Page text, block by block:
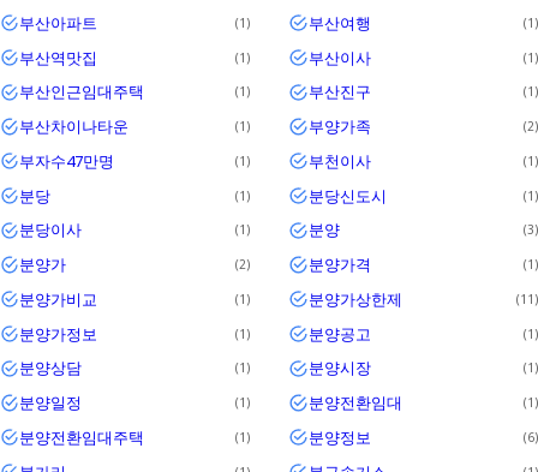
부산아파트 1 부산여행 1
부산역맛집 1 부산이사 1
부산인근임대주택 1 부산진구 1
부산차이나타운 1 부양가족 2
부자수47만명 1 부천이사 1
분당 1 분당신도시 1
분당이사 1 분양 3
분양가 2 분양가격 1
분양가비교 1 분양가상한제 11
분양가정보 1 분양공고 1
분양상담 1 분양시장 1
분양일정 1 분양전환임대 1
분양전환임대주택 1 분양정보 6